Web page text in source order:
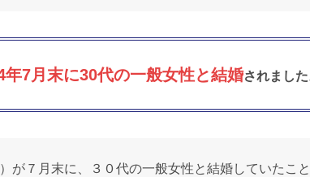
年7月末に30代の一般女性と結婚されました
が７月末に、３０代の一般女性と結婚していたこ